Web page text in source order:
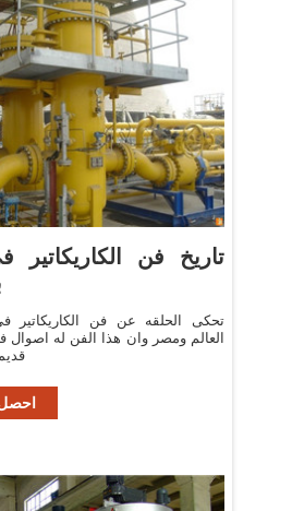
‫تاريخ فن الكاريكاتير
العالم ومصر وان هذا الفن له اصوال